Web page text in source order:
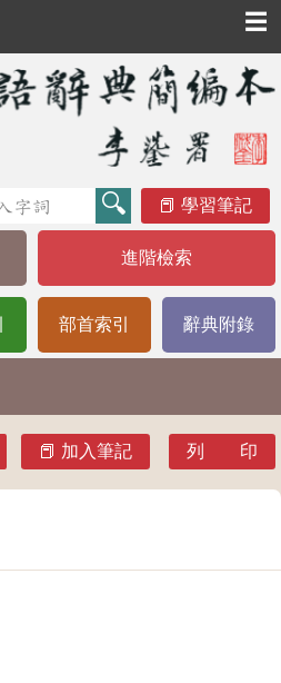
☰
學習筆記
進階檢索
部首索引 辭典附錄
加入筆記 列 印